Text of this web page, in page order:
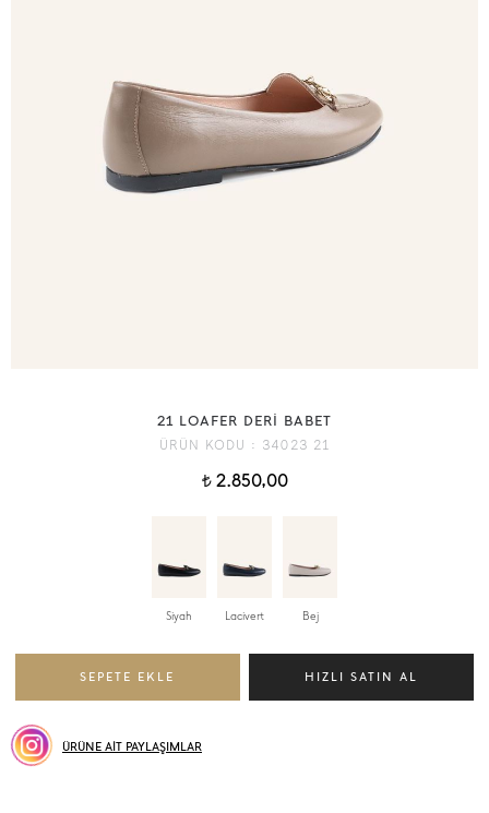
21 LOAFER DERİ BABET
ÜRÜN KODU : 34023 21
t2.850,00
Siyah Lacivert Bej
ÜRÜNE AİT PAYLAŞIMLAR